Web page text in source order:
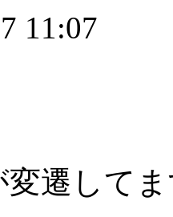
11:07
変遷して